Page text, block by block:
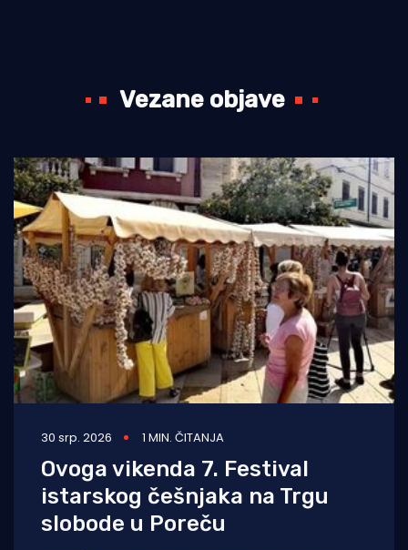
Vezane objave
30 srp. 2026 1 MIN. ČITANJA
Ovoga vikenda 7. Festival
istarskog češnjaka na Trgu
slobode u Poreču